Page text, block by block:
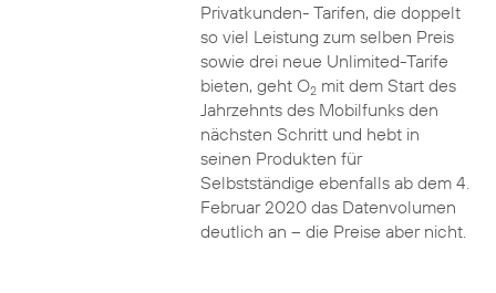
Privatkunden- Tarifen, die doppelt
so viel Leistung zum selben Preis
sowie drei neue Unlimited-Tarife
bieten, geht O2mit dem Start des
Jahrzehnts des Mobilfunks den
nächsten Schritt und hebt in
seinen Produkten für
Selbstständige ebenfalls ab dem 4.
Februar 2020 das Datenvolumen
deutlich an – die Preise aber nicht.